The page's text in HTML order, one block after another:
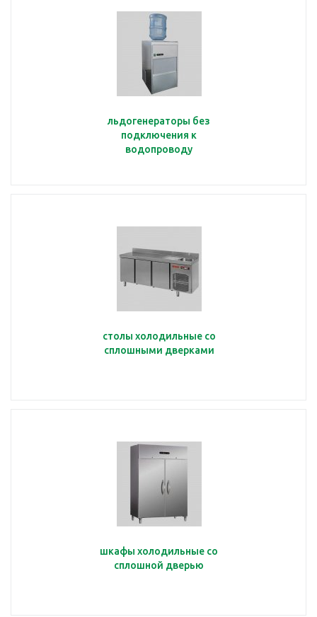
льдогенераторы без
подключения к
водопроводу
столы холодильные со
сплошными дверками
шкафы холодильные со
сплошной дверью